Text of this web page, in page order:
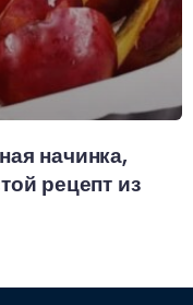
начинка,
рецепт из